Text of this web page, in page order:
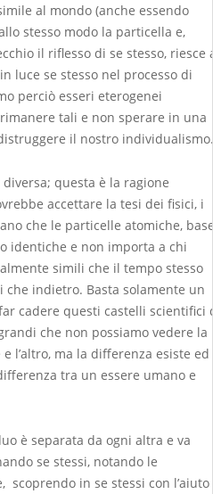
al mondo (anche essendo
stesso modo la particella e,
il riflesso di se stesso, riesce
luce se stesso nel processo di
perciò esseri eterogenei
tali e non sperare in una
il nostro individualismo.
questa è la ragione
accettare la tesi dei fisici, i
che le particelle atomiche,
identiche e non importa a chi
simili che il tempo stesso
indietro. Basta solamente un
cadere questi castelli scientifici
che non possiamo vedere la
l’altro, ma la differenza esiste ed
tra un essere umano e
è separata da ogni altra e va
se stessi, notando le
scoprendo in se stessi con l’aiuto